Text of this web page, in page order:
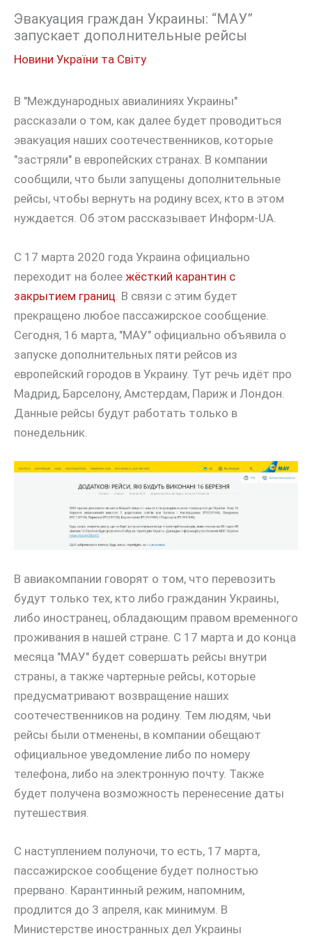
Эвакуация граждан Украины: “МАУ”
запускает дополнительные рейсы
Новини України та Світу
В "Международных авиалиниях Украины"
рассказали о том, как далее будет проводиться
эвакуация наших соотечественников, которые
"застряли" в европейских странах. В компании
сообщили, что были запущены дополнительные
рейсы, чтобы вернуть на родину всех, кто в этом
нуждается. Об этом рассказывает Информ-UA.
С 17 марта 2020 года Украина официально
переходит на более жёсткий карантин с
закрытием границ . В связи с этим будет
прекращено любое пассажирское сообщение.
Сегодня, 16 марта, "МАУ" официально объявила о
запуске дополнительных пяти рейсов из
европейский городов в Украину. Тут речь идёт про
Мадрид, Барселону, Амстердам, Париж и Лондон.
Данные рейсы будут работать только в
понедельник.
В авиакомпании говорят о том, что перевозить
будут только тех, кто либо гражданин Украины,
либо иностранец, обладающим правом временного
проживания в нашей стране. С 17 марта и до конца
месяца "МАУ" будет совершать рейсы внутри
страны, а также чартерные рейсы, которые
предусматривают возвращение наших
соотечественников на родину. Тем людям, чьи
рейсы были отменены, в компании обещают
официальное уведомление либо по номеру
телефона, либо на электронную почту. Также
будет получена возможность перенесение даты
путешествия.
С наступлением полуночи, то есть, 17 марта,
пассажирское сообщение будет полностью
прервано. Карантинный режим, напомним,
продлится до 3 апреля, как минимум. В
Министерстве иностранных дел Украины